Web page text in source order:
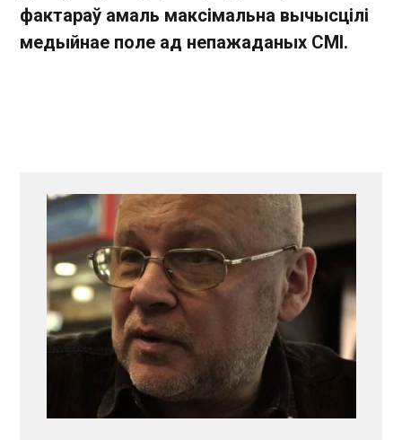
фактараў амаль максімальна вычысцілі
медыйнае поле ад непажаданых СМІ.